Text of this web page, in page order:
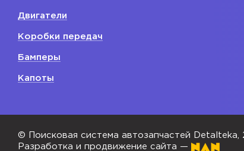
Двигатели
Коробки передач
Бамперы
Капоты
© Поисковая система автозапчастей Detalteka,
Разработка и продвижение сайта —